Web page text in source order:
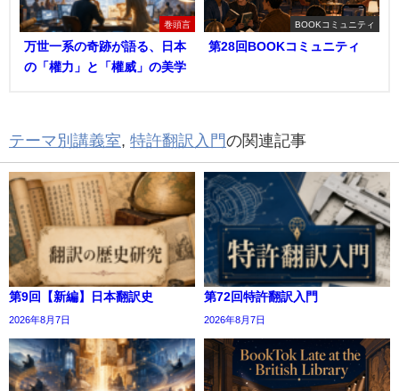
巻頭言
万世一系の奇跡が語る、日本
の「權力」と「權威」の美学
BOOKコミュニティ
第28回BOOKコミュニティ
テーマ別講義室 特許翻訳入門の関連記事
第9回【新編】日本翻訳史
2026年8月7日
第72回特許翻訳入門
2026年8月7日